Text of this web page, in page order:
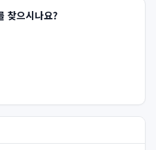
찾으시나요?